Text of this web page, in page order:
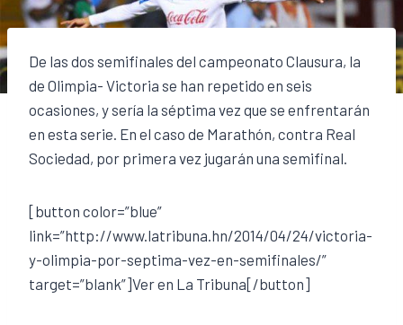
De las dos semifinales del campeonato Clausura, la
de Olimpia- Victoria se han repetido en seis
ocasiones, y sería la séptima vez que se enfrentarán
en esta serie. En el caso de Marathón, contra Real
Sociedad, por primera vez jugarán una semifinal.
[button color=”blue”
link=”http://www.latribuna.hn/2014/04/24/victoria-
y-olimpia-por-septima-vez-en-semifinales/”
target=”blank”]Ver en La Tribuna[/button]